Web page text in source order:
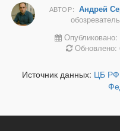
АВТОР: Андрей
Опубликовано:
Обновлено:
Источник данных: ЦБ РФ